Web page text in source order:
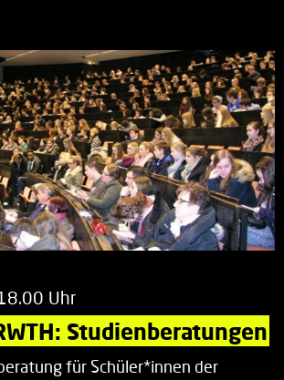
Uhr
Studienberatungen
für Schüler*innen der